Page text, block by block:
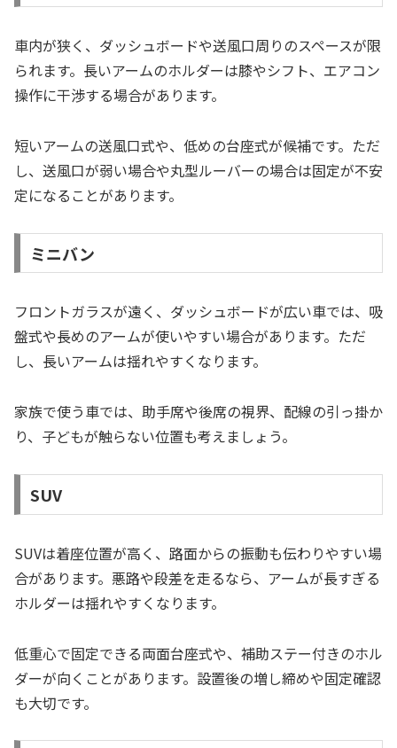
車内が狭く、ダッシュボードや送風口周りのスペースが限
られます。長いアームのホルダーは膝やシフト、エアコン
操作に干渉する場合があります。
短いアームの送風口式や、低めの台座式が候補です。ただ
し、送風口が弱い場合や丸型ルーバーの場合は固定が不安
定になることがあります。
ミニバン
フロントガラスが遠く、ダッシュボードが広い車では、吸
盤式や長めのアームが使いやすい場合があります。ただ
し、長いアームは揺れやすくなります。
家族で使う車では、助手席や後席の視界、配線の引っ掛か
り、子どもが触らない位置も考えましょう。
SUV
SUVは着座位置が高く、路面からの振動も伝わりやすい場
合があります。悪路や段差を走るなら、アームが長すぎる
ホルダーは揺れやすくなります。
低重心で固定できる両面台座式や、補助ステー付きのホル
ダーが向くことがあります。設置後の増し締めや固定確認
も大切です。